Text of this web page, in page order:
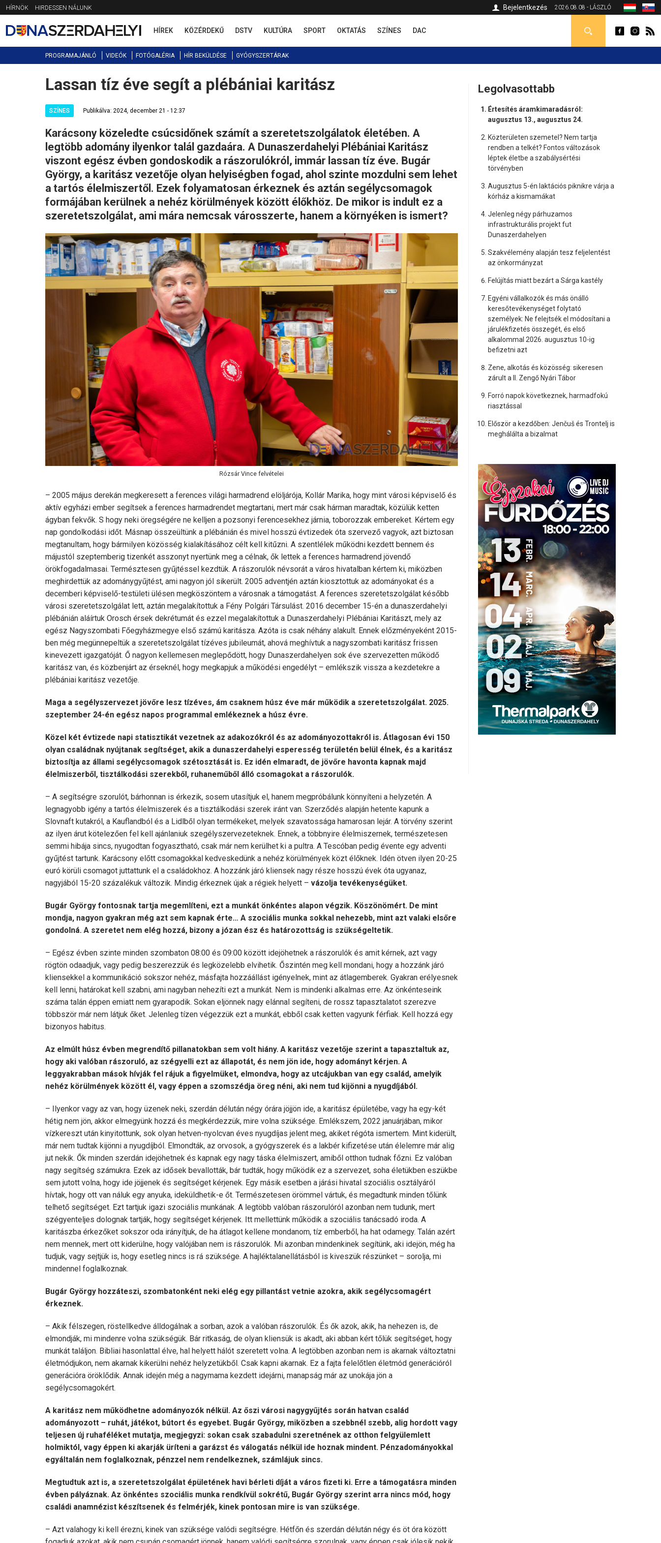
Jump
to
navigation
HÍRNÖK HIRDESSEN NÁLUNK 2026.08.08 - LÁSZLÓ
Bejelentkezés
HÍREK KÖZÉRDEKŰ DSTV KULTÚRA SPORT OKTATÁS SZÍNES DAC
PROGRAMAJÁNLÓ VIDEÓK FOTÓGALÉRIA HÍR BEKÜLDÉSE GYÓGYSZERTÁRAK
Back
to
Lassan tíz éve segít a plébániai karitász
SZÍNES Publikálva: 2024, december 21 - 12:37
Karácsony közeledte csúcsidőnek számít a szeretetszolgálatok életében. A
legtöbb adomány ilyenkor talál gazdaára. A Dunaszerdahelyi Plébániai Karitász
viszont egész évben gondoskodik a rászorulókról, immár lassan tíz éve. Bugár
György, a karitász vezetője olyan helyiségben fogad, ahol szinte mozdulni sem lehet
a tartós élelmiszertől. Ezek folyamatosan érkeznek és aztán segélycsomagok
formájában kerülnek a nehéz körülmények között élőkhöz. De mikor is indult ez a
szeretetszolgálat, ami mára nemcsak városszerte, hanem a környéken is ismert?
Rózsár Vince felvételei
– 2005 május derekán megkeresett a ferences világi harmadrend elöljárója, Kollár Marika, hogy mint városi képviselő és
aktív egyházi ember segítsek a ferences harmadrendet megtartani, mert már csak hárman maradtak, közülük ketten
ágyban fekvők. S hogy neki öregségére ne kelljen a pozsonyi ferencesekhez járnia, toborozzak embereket. Kértem egy
nap gondolkodási időt. Másnap összeültünk a plébánián és mivel hosszú évtizedek óta szervező vagyok, azt biztosan
megtanultam, hogy bármilyen közösség kialakításához célt kell kitűzni. A szentlélek működni kezdett bennem és
májustól szeptemberig tizenkét asszonyt nyertünk meg a célnak, ők lettek a ferences harmadrend jövendő
örökfogadalmasai. Természtesen gyűjtéssel kezdtük. A rászorulók névsorát a város hivatalban kértem ki, miközben
meghirdettük az adománygyűjtést, ami nagyon jól sikerült. 2005 adventjén aztán kiosztottuk az adományokat és a
decemberi képviselő-testületi ülésen megköszöntem a városnak a támogatást. A ferences szeretetszolgálat később
városi szeretetszolgálat lett, aztán megalakítottuk a Fény Polgári Társulást. 2016 december 15-én a dunaszerdahelyi
plébánián aláírtuk Orosch érsek dekrétumát és ezzel megalakítottuk a Dunaszerdahelyi Plébániai Karitászt, mely az
egész Nagyszombati Főegyházmegye első számú karitásza. Azóta is csak néhány alakult. Ennek előzményeként 2015-
ben még megünnepeltük a szeretetszolgálat tízéves jubileumát, ahová meghívtuk a nagyszombati karitász frissen
kinevezett igazgatóját. Ő nagyon kellemesen meglepődött, hogy Dunaszerdahelyen sok éve szervezetten működő
karitász van, és közbenjárt az érseknél, hogy megkapjuk a működési engedélyt – emlékszik vissza a kezdetekre a
plébániai karitász vezetője.
Maga a segélyszervezet jövőre lesz tízéves, ám csaknem húsz éve már működik a szeretetszolgálat. 2025.
szeptember 24-én egész napos programmal emlékeznek a húsz évre.
Közel két évtizede napi statisztikát vezetnek az adakozókról és az adományozottakról is. Átlagosan évi 150
olyan családnak nyújtanak segítséget, akik a dunaszerdahelyi esperesség területén belül élnek, és a karitász
biztosítja az állami segélycsomagok szétosztását is. Ez idén elmaradt, de jövőre havonta kapnak majd
élelmiszerből, tisztálkodási szerekből, ruhaneműből álló csomagokat a rászorulók.
– A segítségre szorulót, bárhonnan is érkezik, sosem utasítjuk el, hanem megpróbálunk könnyíteni a helyzetén. A
legnagyobb igény a tartós élelmiszerek és a tisztálkodási szerek iránt van. Szerződés alapján hetente kapunk a
Slovnaft kutakról, a Kauflandból és a Lidlből olyan termékeket, melyek szavatossága hamarosan lejár. A törvény szerint
az ilyen árut kötelezően fel kell ajánlaniuk szegélyszervezeteknek. Ennek, a többnyire élelmiszernek, természetesen
semmi hibája sincs, nyugodtan fogyasztható, csak már nem kerülhet ki a pultra. A Tescóban pedig évente egy adventi
gyűjtést tartunk. Karácsony előtt csomagokkal kedveskedünk a nehéz körülmények közt élőknek. Idén ötven ilyen 20-25
euró körüli csomagot juttattunk el a családokhoz. A hozzánk járó kliensek nagy része hosszú évek óta ugyanaz,
nagyjából 15-20 százalékuk változik. Mindig érkeznek újak a régiek helyett – vázolja tevékenységüket.
Bugár György fontosnak tartja megemlíteni, ezt a munkát önkéntes alapon végzik. Köszönömért. De mint
mondja, nagyon gyakran még azt sem kapnak érte… A szociális munka sokkal nehezebb, mint azt valaki elsőre
gondolná. A szeretet nem elég hozzá, bizony a józan ész és határozottság is szükségeltetik.
– Egész évben szinte minden szombaton 08:00 és 09:00 között idejöhetnek a rászorulók és amit kérnek, azt vagy
rögtön odaadjuk, vagy pedig beszerezzük és legközelebb elvihetik. Őszintén meg kell mondani, hogy a hozzánk járó
kliensekkel a kommunikáció sokszor nehéz, másfajta hozzáállást igényelnek, mint az átlagemberek. Gyakran erélyesnek
kell lenni, határokat kell szabni, ami nagyban nehezíti ezt a munkát. Nem is mindenki alkalmas erre. Az önkénteseink
száma talán éppen emiatt nem gyarapodik. Sokan eljönnek nagy elánnal segíteni, de rossz tapasztalatot szerezve
többször már nem látjuk őket. Jelenleg tízen végezzük ezt a munkát, ebből csak ketten vagyunk férfiak. Kell hozzá egy
bizonyos habitus.
Az elmúlt húsz évben megrendítő pillanatokban sem volt hiány. A karitász vezetője szerint a tapasztaltuk az,
hogy aki valóban rászoruló, az szégyelli ezt az állapotát, és nem jön ide, hogy adományt kérjen. A
leggyakrabban mások hívják fel rájuk a figyelmüket, elmondva, hogy az utcájukban van egy család, amelyik
nehéz körülmények között él, vagy éppen a szomszédja öreg néni, aki nem tud kijönni a nyugdíjából.
– Ilyenkor vagy az van, hogy üzenek neki, szerdán délután négy órára jöjjön ide, a karitász épületébe, vagy ha egy-két
hétig nem jön, akkor elmegyünk hozzá és megkérdezzük, mire volna szüksége. Emlékszem, 2022 januárjában, mikor
vízkereszt után kinyitottunk, sok olyan hetven-nyolcvan éves nyugdíjas jelent meg, akiket régóta ismertem. Mint kiderült,
már nem tudtak kijönni a nyugdíjból. Elmondták, az orvosok, a gyógyszerek és a lakbér kifizetése után élelemre már alig
jut nekik. Ők minden szerdán idejöhetnek és kapnak egy nagy táska élelmiszert, amiből otthon tudnak főzni. Ez valóban
nagy segítség számukra. Ezek az idősek bevallották, bár tudták, hogy működik ez a szervezet, soha életükben eszükbe
sem jutott volna, hogy ide jöjjenek és segítséget kérjenek. Egy másik esetben a járási hivatal szociális osztályáról
hívtak, hogy ott van náluk egy anyuka, ideküldhetik-e őt. Természetesen örömmel vártuk, és megadtunk minden tőlünk
telhető segítséget. Ezt tartjuk igazi szociális munkának. A legtöbb valóban rászorulóról azonban nem tudunk, mert
szégyenteljes dolognak tartják, hogy segítséget kérjenek. Itt mellettünk működik a szociális tanácsadó iroda. A
karitászba érkezőket sokszor oda irányítjuk, de ha átlagot kellene mondanom, tíz emberből, ha hat odamegy. Talán azért
nem mennek, mert ott kiderülne, hogy valójában nem is rászorulók. Mi azonban mindenkinek segítünk, aki idejön, még ha
tudjuk, vagy sejtjük is, hogy esetleg nincs is rá szüksége. A hajléktalanellátásból is kiveszük részünket – sorolja, mi
mindennel foglalkoznak.
Bugár György hozzáteszi, szombatonként neki elég egy pillantást vetnie azokra, akik segélycsomagért
érkeznek.
– Akik félszegen, röstellkedve álldogálnak a sorban, azok a valóban rászorulók. És ők azok, akik, ha nehezen is, de
elmondják, mi mindenre volna szükségük. Bár ritkaság, de olyan kliensük is akadt, aki abban kért tőlük segítséget, hogy
munkát találjon. Bibliai hasonlattal élve, hal helyett hálót szeretett volna. A legtöbben azonban nem is akarnak változtatni
életmódjukon, nem akarnak kikerülni nehéz helyzetükből. Csak kapni akarnak. Ez a fajta felelőtlen életmód generációról
generációra öröklődik. Annak idején még a nagymama kezdett idejárni, manapság már az unokája jön a
segélycsomagokért.
A karitász nem működhetne adományozók nélkül. Az őszi városi nagygyűjtés során hatvan család
adományozott – ruhát, játékot, bútort és egyebet. Bugár György, miközben a szebbnél szebb, alig hordott vagy
teljesen új ruhaféléket mutatja, megjegyzi: sokan csak szabadulni szeretnének az otthon felgyülemlett
holmiktól, vagy éppen ki akarják üríteni a garázst és válogatás nélkül ide hoznak mindent. Pénzadományokkal
egyáltalán nem foglalkoznak, pénzzel nem rendelkeznek, számlájuk sincs.
Megtudtuk azt is, a szeretetszolgálat épületének havi bérleti díját a város fizeti ki. Erre a támogatásra minden
évben pályáznak. Az önkéntes szociális munka rendkívül sokrétű, Bugár György szerint arra nincs mód, hogy
családi anamnézist készítsenek és felmérjék, kinek pontosan mire is van szüksége.
– Azt valahogy ki kell érezni, kinek van szüksége valódi segítségre. Hétfőn és szerdán délután négy és öt óra között
Legolvasottabb
Értesítés áramkimaradásról:
augusztus 13., augusztus 24.
Közterületen szemetel? Nem tartja
rendben a telkét? Fontos változások
léptek életbe a szabálysértési
törvényben
Augusztus 5-én laktációs piknikre várja a
kórház a kismamákat
Jelenleg négy párhuzamos
infrastrukturális projekt fut
Dunaszerdahelyen
Szakvélemény alapján tesz feljelentést
az önkormányzat
Felújítás miatt bezárt a Sárga kastély
Egyéni vállalkozók és más önálló
keresőtevékenységet folytató
személyek: Ne felejtsék el módosítani a
járulékfizetés összegét, és első
alkalommal 2026. augusztus 10-ig
befizetni azt
Zene, alkotás és közösség: sikeresen
zárult a II. Zengő Nyári Tábor
Forró napok következnek, harmadfokú
riasztással
Először a kezdőben: Jenčuš és Trontelj is
meghálálta a bizalmat